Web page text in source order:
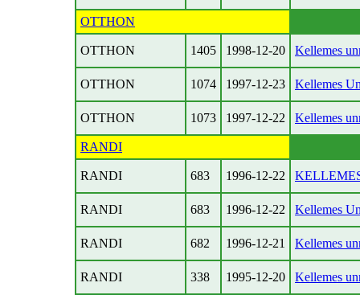
OTTHON
OTTHON 1405 1998-12-20 Kellemes
OTTHON 1074 1997-12-23 Kellemes
OTTHON 1073 1997-12-22 Kellemes
RANDI
RANDI 683 1996-12-22
RANDI 683 1996-12-22 Kellemes
RANDI 682 1996-12-21 Kellemes
RANDI 338 1995-12-20 Kellemes